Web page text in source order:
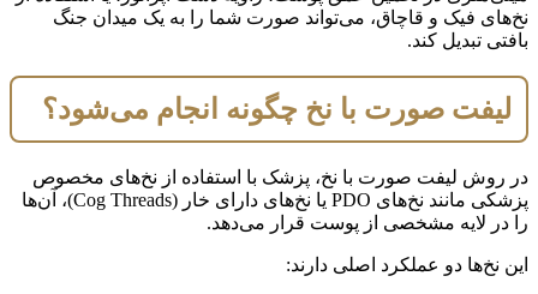
نخ‌های فیک و قاچاق، می‌تواند صورت شما را به یک میدان جنگ
بافتی تبدیل کند.
لیفت صورت با نخ چگونه انجام می‌شود؟
در روش لیفت صورت با نخ، پزشک با استفاده از نخ‌های مخصوص
پزشکی مانند نخ‌های PDO یا نخ‌های دارای خار (Cog Threads)، آن‌ها
را در لایه مشخصی از پوست قرار می‌دهد.
این نخ‌ها دو عملکرد اصلی دارند: